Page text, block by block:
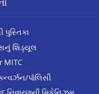
પુસ્તિકા
શિડ્યૂલ
MITC
પૉલિસી